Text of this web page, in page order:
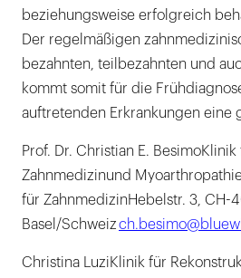
beziehungsweise erfolgreich
Der regelmäßigen
bezahnten, teilbezahnten und
kommt somit für die
auftretenden Erkrankungen eine
Prof. Dr. Christian E.
Zahnmedizinund
für ZahnmedizinHebelstr. 3, CH-
Basel/Schweiz
Christina LuziKlinik für